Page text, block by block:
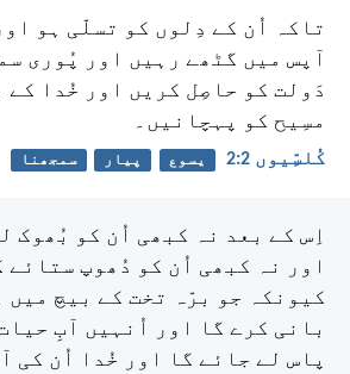
تاکہ اُن کے دِلوں کو تسلّی ہو
آپس میں گٹھے رہیں اور پُوری
دَولت کو حاصِل کریں اور خُدا کے
مسِیح کو پہچانیں۔
کُلسِّیوں 2:‏2 یسوع پیار سمجھنا
اِس کے بعد نہ کبھی اُن کو بُھوک
اور نہ کبھی اُن کو دُھوپ ستائے
کیونکہ جو برّہ تخت کے بیچ میں
بانی کرے گا اور اُنہیں آبِ
پاس لے جائے گا اور خُدا اُن کی